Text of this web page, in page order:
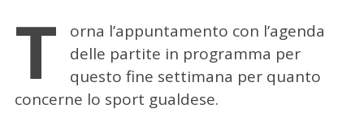
T
orna l’appuntamento con l’agenda
delle partite in programma per
questo fine settimana per quanto
concerne lo sport gualdese.